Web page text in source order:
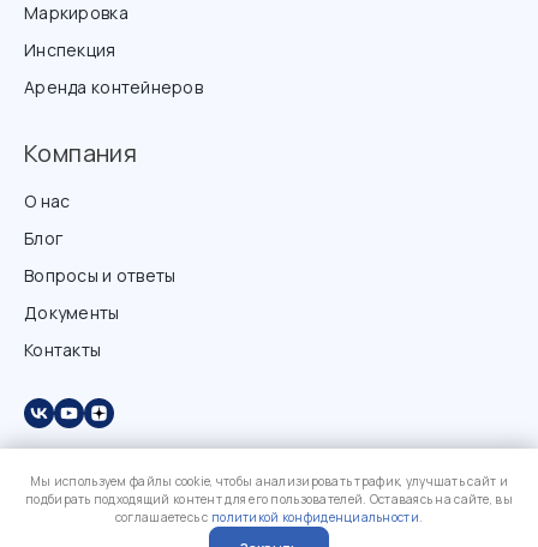
Маркировка
Инспекция
Аренда контейнеров
Компания
О нас
Блог
Вопросы и ответы
Документы
Контакты
Мы используем файлы cookie, чтобы анализировать трафик, улучшать сайт и
подбирать подходящий контент для его пользователей. Оставаясь на сайте, вы
соглашаетесь с политикой конфиденциальности.